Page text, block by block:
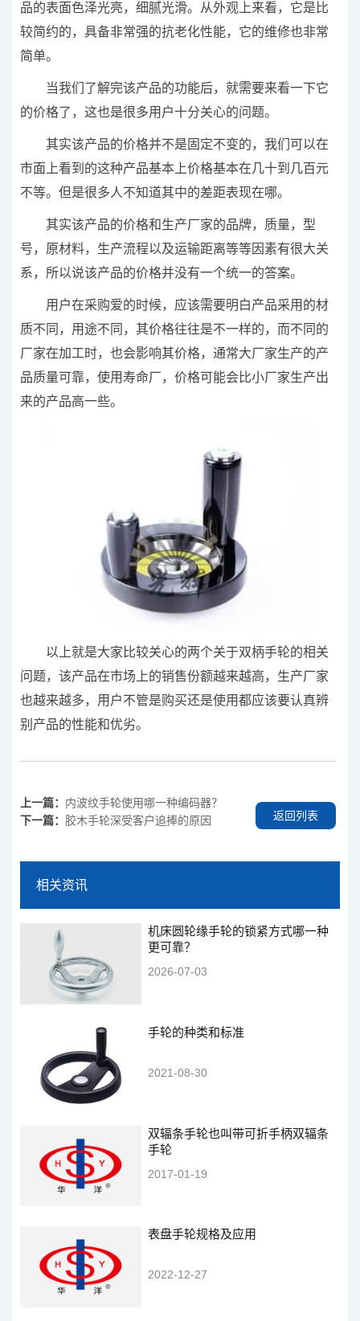
品的表面色泽光亮，细腻光滑。从外观上来看，它是比
较简约的，具备非常强的抗老化性能，它的维修也非常
简单。
当我们了解完该产品的功能后，就需要来看一下它
的价格了，这也是很多用户十分关心的问题。
其实该产品的价格并不是固定不变的，我们可以在
市面上看到的这种产品基本上价格基本在几十到几百元
不等。但是很多人不知道其中的差距表现在哪。
其实该产品的价格和生产厂家的品牌，质量，型
号，原材料，生产流程以及运输距离等等因素有很大关
系，所以说该产品的价格并没有一个统一的答案。
用户在采购爱的时候，应该需要明白产品采用的材
质不同，用途不同，其价格往往是不一样的，而不同的
厂家在加工时，也会影响其价格，通常大厂家生产的产
品质量可靠，使用寿命厂，价格可能会比小厂家生产出
来的产品高一些。
以上就是大家比较关心的两个关于双柄手轮的相关
问题，该产品在市场上的销售份额越来越高，生产厂家
也越来越多，用户不管是购买还是使用都应该要认真辨
别产品的性能和优劣。
上一篇： 内波纹手轮使用哪一种编码器？
下一篇： 胶木手轮深受客户追捧的原因 返回列表
相关资讯
机床圆轮缘手轮的锁紧方式哪一种
更可靠？
2026-07-03
手轮的种类和标准
2021-08-30
双辐条手轮也叫带可折手柄双辐条
手轮
2017-01-19
表盘手轮规格及应用
2022-12-27